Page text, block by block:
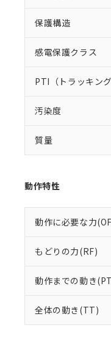
保護構造
感電保護クラス
PTI（トラッキング
汚染度
質量
動作特性
動作に必要な力
もどりの力(RF)
動作までの動き
全体の動き(TT)